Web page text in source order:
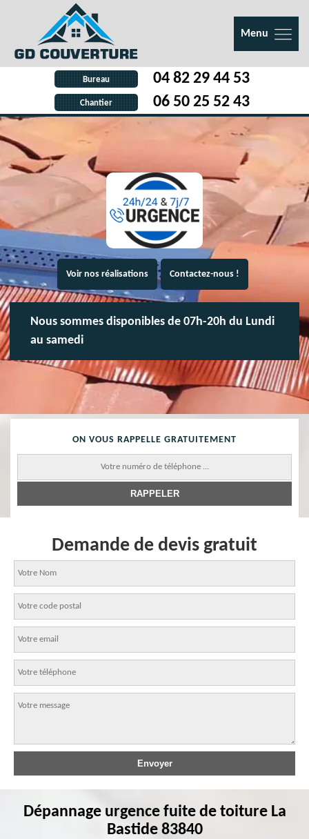
Menu
Bureau 04 82 29 44 53
Chantier 06 50 25 52 43
Voir nos réalisations Contactez-nous !
Nous sommes disponibles de 07h-20h du Lundi
au samedi
ON VOUS RAPPELLE GRATUITEMENT
Demande de devis gratuit
Dépannage urgence fuite de toiture La
Bastide 83840